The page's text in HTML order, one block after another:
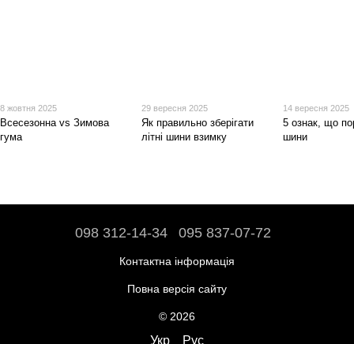
8 жовтня 2025
Всесезонна vs Зимова
гума
29 вересня 2025
Як правильно зберігати
літні шини взимку
14 вересня 2025
5 ознак, що
шини
098 312-14-34 095 837-07-72
Контактна інформація
Повна версія сайту
© 2026
Укр Рус